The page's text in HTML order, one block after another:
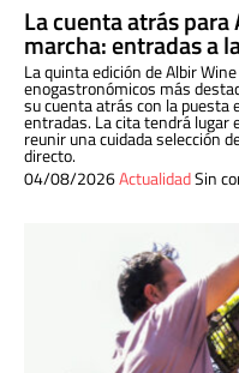
La cuenta atrás
marcha: entradas a
La quinta edición de Albir
enogastronómicos más
su cuenta atrás con la puesta
entradas. La cita tendrá lugar
reunir una cuidada selección
directo.
04/08/2026ActualidadSin